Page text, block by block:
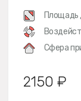
Площадь
Сфера
2150 ₽